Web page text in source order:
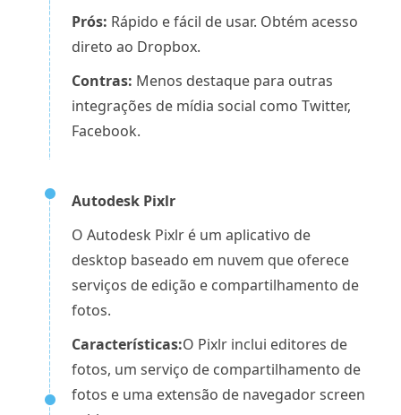
Prós: Rápido e fácil de usar. Obtém acesso
direto ao Dropbox.
Contras: Menos destaque para outras
integrações de mídia social como Twitter,
Facebook.
Autodesk Pixlr
O Autodesk Pixlr é um aplicativo de
desktop baseado em nuvem que oferece
serviços de edição e compartilhamento de
fotos.
Características:O Pixlr inclui editores de
fotos, um serviço de compartilhamento de
fotos e uma extensão de navegador screen